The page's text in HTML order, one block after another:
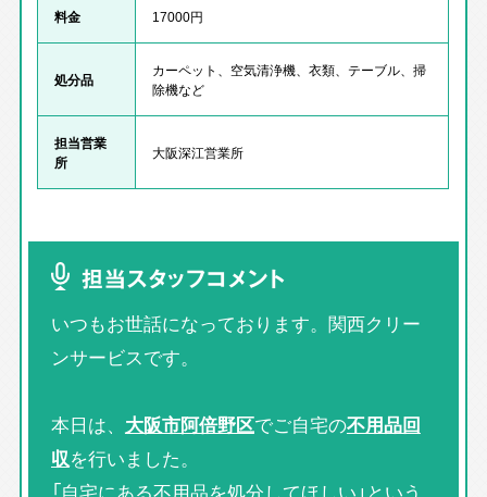
料金 17000円
処分品
カーペット、空気清浄機、衣類、テーブル、掃
除機など
担当営業
所
大阪深江営業所
担当スタッフコメント
いつもお世話になっております。関西クリー
ンサービスです。
本日は、 大阪市阿倍野区でご自宅の不用品回
収を行いました。